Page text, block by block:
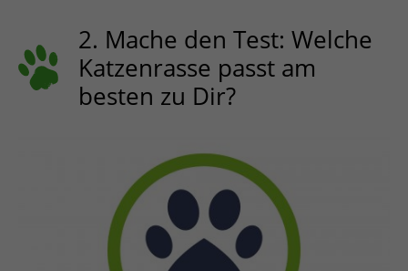
2. Mache den Test: Welche
Katzenrasse passt am
besten zu Dir?